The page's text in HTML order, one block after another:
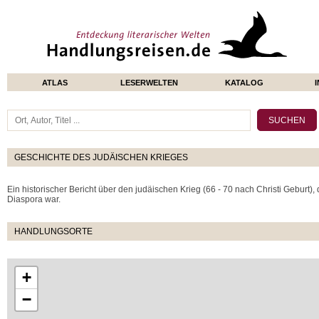
ATLAS LESERWELTEN KATALOG
GESCHICHTE DES JUDÄISCHEN KRIEGES
Ein historischer Bericht über den judäischen Krieg (66 - 70 nach Christi
Diaspora war.
HANDLUNGSORTE
+
−